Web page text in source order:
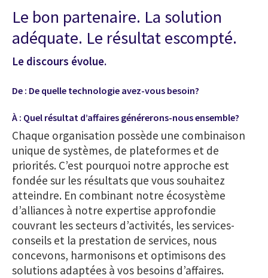
Le bon partenaire. La solution
adéquate. Le résultat escompté.
Le discours évolue.
De : De quelle technologie avez-vous besoin?
À : Quel résultat d’affaires générerons-nous ensemble?
Chaque organisation possède une combinaison
unique de systèmes, de plateformes et de
priorités. C’est pourquoi notre approche est
fondée sur les résultats que vous souhaitez
atteindre. En combinant notre écosystème
d’alliances à notre expertise approfondie
couvrant les secteurs d’activités, les services-
conseils et la prestation de services, nous
concevons, harmonisons et optimisons des
solutions adaptées à vos besoins d’affaires.